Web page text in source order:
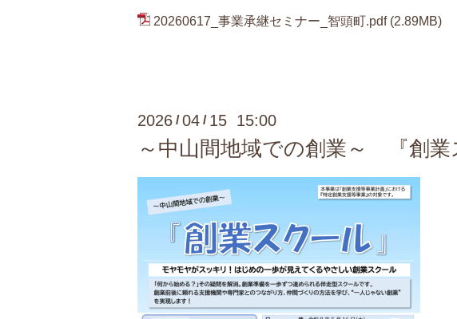
20260617_事業承継セミナー_智頭町.pdf (2.89MB)
2026 /04 / 15 15:00
～中山間地域での創業～ 『創業